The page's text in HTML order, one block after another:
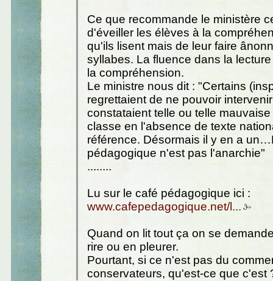
Ce que recommande le ministère
d'éveiller les élèves à la
qu'ils lisent mais de leur faire
syllabes. La fluence dans la
la compréhension.
Le ministre nous dit : "Certains
regrettaient de ne pouvoir
constataient telle ou telle
classe en l'absence de texte
référence. Désormais il y en a
pédagogique n'est pas l'anarchie"
........
Lu sur le café pédagogique ici :
www.cafepedagogique.net/l...
Quand on lit tout ça on se
rire ou en pleurer.
Pourtant, si ce n'est pas du
conservateurs, qu'est-ce que c'est